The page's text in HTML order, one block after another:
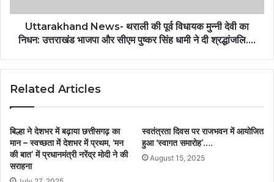
Uttarakhand News- थराली की पूर्व विधायक मुन्नी देवी का
निधन: उत्तराखंड भाजपा और सीएम पुष्कर सिंह धामी ने दी श्रद्धांजलि….
Related Articles
बिल्हा ने देशभर में बढ़ाया छत्तीसगढ़ का
मान – स्वच्छता में देशभर में प्रथम, ‘मन
की बात’ में प्रधानमंत्री नरेंद्र मोदी ने की
सराहना
स्वतंत्रता दिवस पर राजभवन में आयोजित
हुआ ‘स्वागत समारोह’….
August 15, 2025